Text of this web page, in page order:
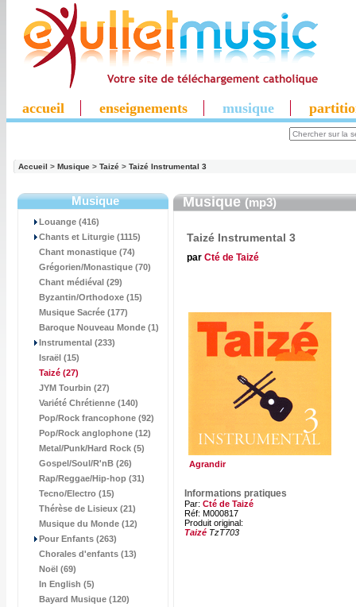
accueil enseignements musique
Accueil > Musique > Taizé > Taizé Instrumental 3
Musique
Louange (416)
Chants et Liturgie (1115)
Chant monastique (74)
Grégorien/Monastique (70)
Chant médiéval (29)
Byzantin/Orthodoxe (15)
Musique Sacrée (177)
Baroque Nouveau Monde (1)
Instrumental (233)
Israël (15)
Taizé (27)
JYM Tourbin (27)
Variété Chrétienne (140)
Pop/Rock francophone (92)
Pop/Rock anglophone (12)
Metal/Punk/Hard Rock (5)
Gospel/Soul/R'nB (26)
Rap/Reggae/Hip-hop (31)
Tecno/Electro (15)
Thérèse de Lisieux (21)
Musique du Monde (12)
Pour Enfants (263)
Chorales d'enfants (13)
Noël (69)
In English (5)
Bayard Musique (120)
Musique(mp3)
Taizé Instrumental 3
par Cté de Taizé
Agrandir
Informations pratiques
Par: Cté de Taizé
Réf: M000817
Produit original:
Taizé TzT703